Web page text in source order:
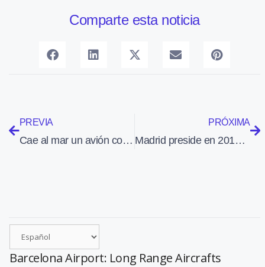
Comparte esta noticia
PREVIA
Cae al mar un avión con 90 personas a bordo tras despegar de Beirut
PRÓXIMA
Madrid preside en 2010 la Comunidad de Ciudades Ariane
Barcelona Airport: Long Range Aircrafts